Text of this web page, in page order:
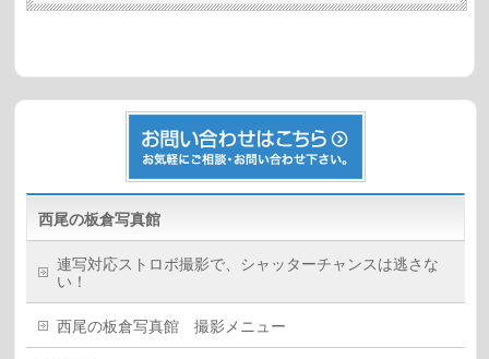
西尾の板倉写真館
連写対応ストロボ撮影で、シャッターチャンスは逃さな
い！
西尾の板倉写真館 撮影メニュー